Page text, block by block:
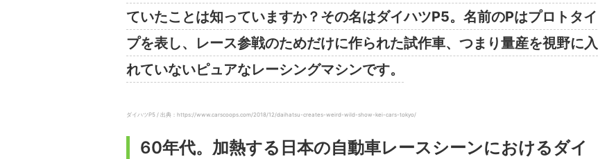
ていたことは知っていますか？その名はダイハツP5。名前のPはプロトタイ
プを表し、レース参戦のためだけに作られた試作車、つまり量産を視野に入
れていないピュアなレーシングマシンです。
ダイハツP5 / 出典：https://www.carscoops.com/2018/12/daihatsu-creates-weird-wild-show-kei-cars-tokyo/
60年代。加熱する日本の自動車レースシーンにおけるダイ